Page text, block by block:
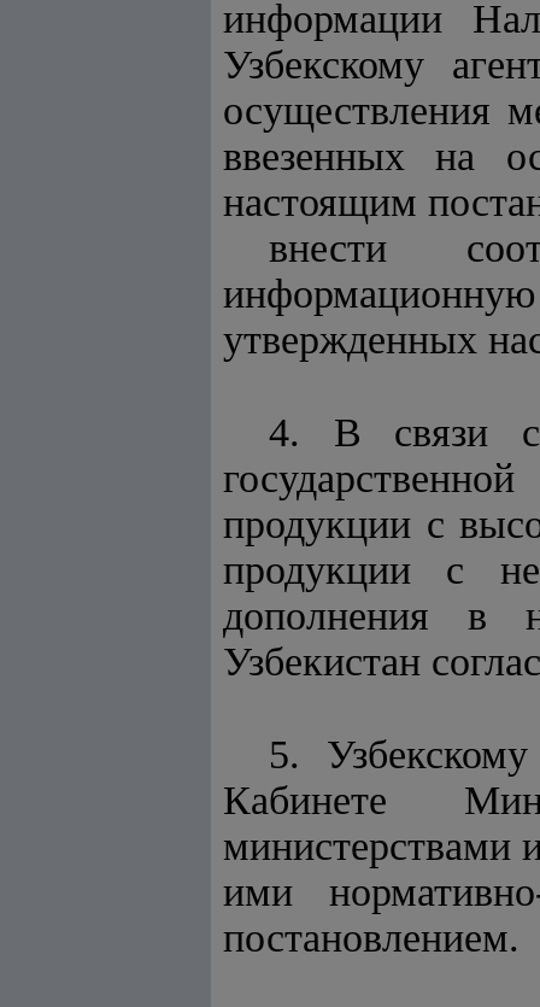
информации
Узбекскому
осуществления
ввезенных на
настоящим
внести
утвержденных
4. В связи с
продукции с
продукции с
дополнения в
Узбекистан
5.
Кабинете
министерствами
ими
постановлением.